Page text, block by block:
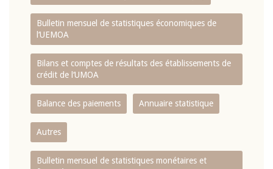
Bulletin mensuel de statistiques économiques de
l‘UEMOA
Bilans et comptes de résultats des établissements de
crédit de l‘UMOA
Balance des paiements Annuaire statistique
Autres
Bulletin mensuel de statistiques monétaires et